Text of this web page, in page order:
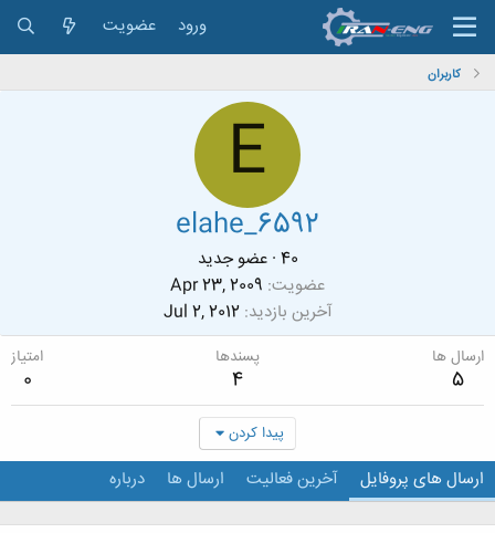
ورود عضویت
کاربران
E
elahe_6592
عضو جدید · 40
عضویت Apr 23, 2009
آخرین بازدید Jul 2, 2012
ارسال ها
5
پسندها
4
امتیاز
0
پیدا کردن
ارسال های پروفایل آخرین فعالیت ارسال ها درباره